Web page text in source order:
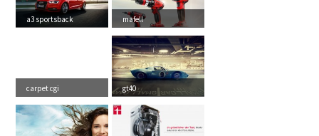
a3 sportsback mafell
carpet cgi gt40